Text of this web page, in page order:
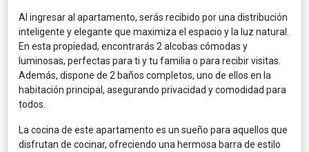
Al ingresar al apartamento, serás recibido por una distribución
inteligente y elegante que maximiza el espacio y la luz natural.
En esta propiedad, encontrarás 2 alcobas cómodas y
luminosas, perfectas para ti y tu familia o para recibir visitas.
Además, dispone de 2 baños completos, uno de ellos en la
habitación principal, asegurando privacidad y comodidad para
todos.
La cocina de este apartamento es un sueño para aquellos que
disfrutan de cocinar, ofreciendo una hermosa barra de estilo